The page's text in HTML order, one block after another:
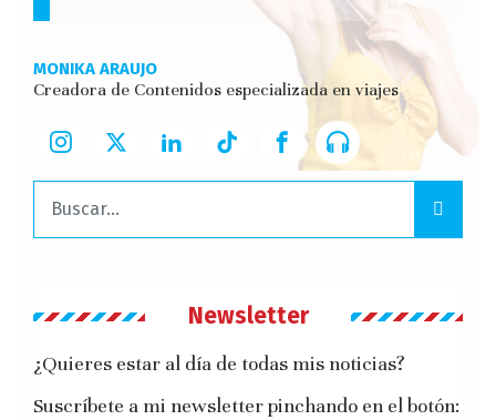
MONIKA ARAUJO
Creadora de Contenidos especializada en viajes
Buscar:
Newsletter
¿Quieres estar al día de todas mis noticias?
Suscríbete a mi newsletter pinchando en el botón: